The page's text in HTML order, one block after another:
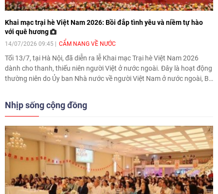
Khai mạc trại hè Việt Nam 2026: Bồi đắp tình yêu và niềm tự hào
với quê hương
14/07/2026 09:45 CẨM NANG VỀ NƯỚC
Tối 13/7, tại Hà Nội, đã diễn ra lễ Khai mạc Trại hè Việt Nam 2026
dành cho thanh, thiếu niên người Việt ở nước ngoài. Đây là hoạt động
thường niên do Ủy ban Nhà nước về người Việt Nam ở nước ngoài, Bộ
quê hương, đất nước.
Nhịp sống cộng đồng